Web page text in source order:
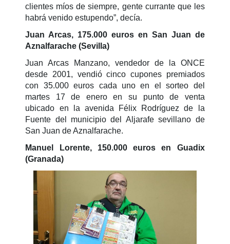
clientes míos de siempre, gente currante que les
habrá venido estupendo”, decía.
Juan Arcas, 175.000 euros en San Juan de
Aznalfarache (Sevilla)
Juan Arcas Manzano, vendedor de la ONCE
desde 2001, vendió cinco cupones premiados
con 35.000 euros cada uno en el sorteo del
martes 17 de enero en su punto de venta
ubicado en la avenida Félix Rodríguez de la
Fuente del municipio del Aljarafe sevillano de
San Juan de Aznalfarache.
Manuel Lorente, 150.000 euros en Guadix
(Granada)